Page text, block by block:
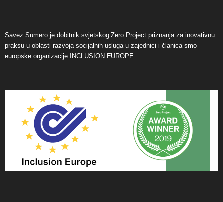
Savez Sumero je dobitnik svjetskog Zero Project priznanja za inovativnu
praksu u oblasti razvoja socijalnih usluga u zajednici i članica smo
europske organizacije INCLUSION EUROPE.